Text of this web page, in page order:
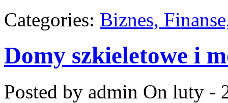
Categories: Biznes,
Domy szkieletowe i
Posted by admin On luty -